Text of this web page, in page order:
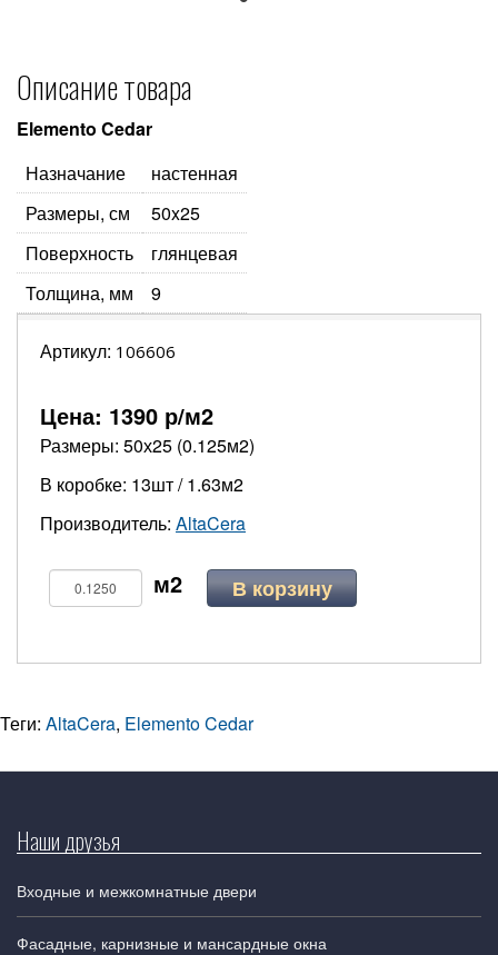
Описание товара
Elemento Cedar
Назначание
настенная
Размеры, см
50x25
Поверхность
глянцевая
Толщина, мм
9
Артикул: 106606
Цена: 1390 р/м2
Размеры: 50х25 (0.125м2)
В коробке: 13шт / 1.63м2
Производитель: AltaCera
В корзину
Теги: AltaCera, Elemento Cedar
Наши друзья
Входные и межкомнатные двери
Фасадные, карнизные и мансардные окна